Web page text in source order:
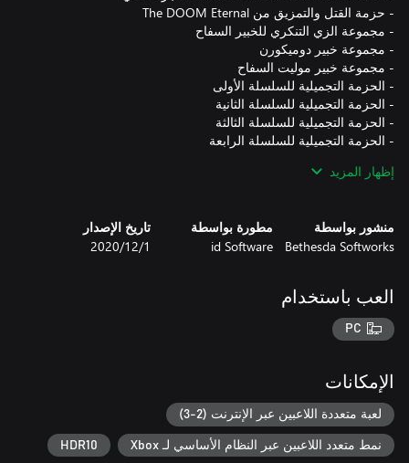
إظهار المزيد
منشور بواسطة
Bethesda Softworks
مطورة بواسطة
id Software
تاريخ الإصدار
1‏/12‏/2020
العب باستخدام
PC
الإمكانات
لعبة متعددة اللاعبين عبر الإنترنت (2-3)
نمط متعدد اللاعبين عبر النظام الأساسي لـ Xbox HDR10